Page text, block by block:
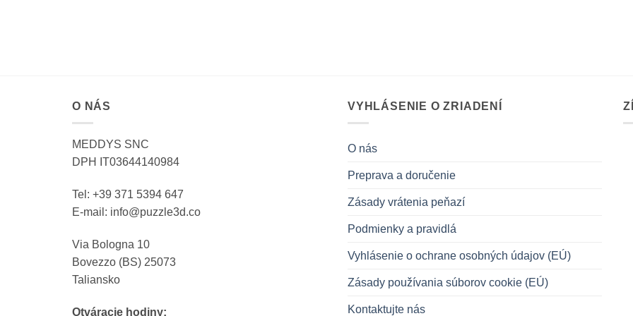
O NÁS
MEDDYS SNC
DPH IT03644140984
Tel: +39 371 5394 647
E-mail: info@puzzle3d.co
Via Bologna 10
Bovezzo (BS) 25073
Taliansko
Otváracie hodiny:
VYHLÁSENIE O ZRIADENÍ
O nás
Preprava a doručenie
Zásady vrátenia peňazí
Podmienky a pravidlá
Vyhlásenie o ochrane osobných údajov (EÚ)
Zásady používania súborov cookie (EÚ)
Kontaktujte nás